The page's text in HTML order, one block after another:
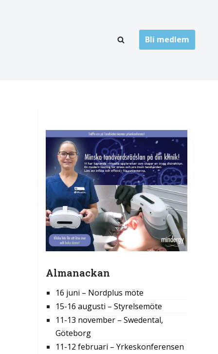
Högskolor
Landsting
Övrigt
Bli medlem
Almanackan
16 juni – Nordplus möte
15-16 augusti – Styrelsemöte
11-13 november – Swedental,
Göteborg
11-12 februari – Yrkeskonferensen